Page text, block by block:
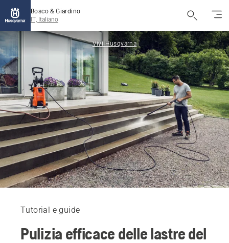
Bosco & Giardino
IT, Italiano
Vivi Husqvarna
Tutorial e guide
Pulizia efficace delle lastre del